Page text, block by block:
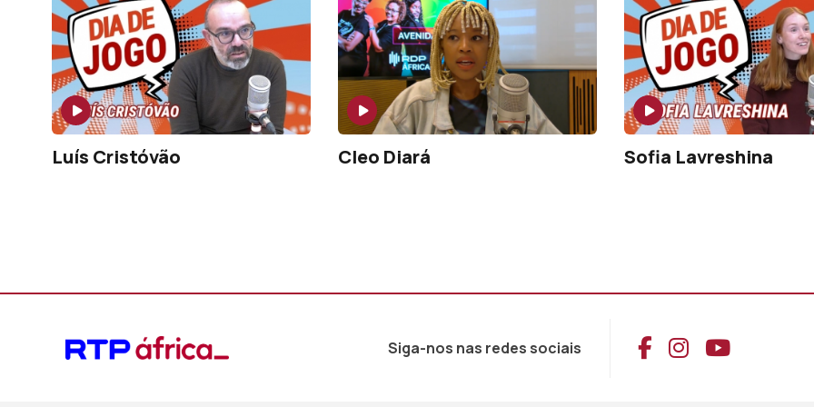
Luís Cristóvão Cleo Diará Sofia Lavreshina
Siga-nos nas redes sociais Aceder ao
Aceder ao
Aceder